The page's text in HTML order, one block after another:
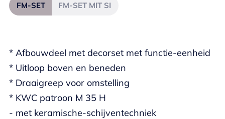
* Afbouwdeel met decorset met functie-eenheid
* Uitloop boven en beneden
* Draaigreep voor omstelling
* KWC patroon M 35 H
- met keramische-schijventechniek
FM-SET FM-SET MIT SI